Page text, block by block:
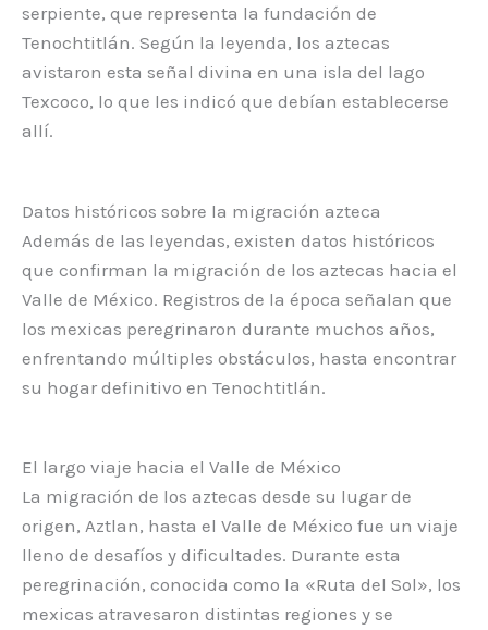
serpiente, que representa la fundación de
Tenochtitlán. Según la leyenda, los aztecas
avistaron esta señal divina en una isla del lago
Texcoco, lo que les indicó que debían establecerse
allí.
Datos históricos sobre la migración azteca
Además de las leyendas, existen datos históricos
que confirman la migración de los aztecas hacia el
Valle de México. Registros de la época señalan que
los mexicas peregrinaron durante muchos años,
enfrentando múltiples obstáculos, hasta encontrar
su hogar definitivo en Tenochtitlán.
El largo viaje hacia el Valle de México
La migración de los aztecas desde su lugar de
origen, Aztlan, hasta el Valle de México fue un viaje
lleno de desafíos y dificultades. Durante esta
peregrinación, conocida como la «Ruta del Sol», los
mexicas atravesaron distintas regiones y se